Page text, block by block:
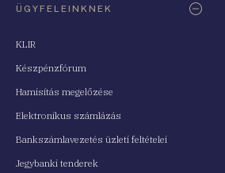
ÜGYFELEINKNEK
KLIR
Készpénzfórum
Hamisítás megelőzése
Elektronikus számlázás
Bankszámlavezetés üzleti feltételei
Jegybanki tenderek